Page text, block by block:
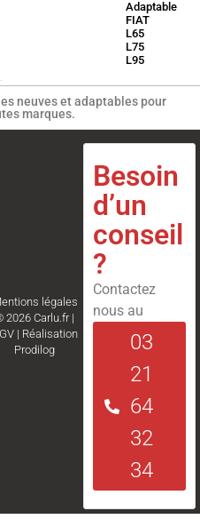
Adaptable
FIAT
L65
L75
L95
neuves et adaptables pour
marques.
légales
2026 Carlu.fr |
| Réalisation
Prodilog
Besoin
d’un
conseil
?
Contactez
nous au
03
21
64
32
34